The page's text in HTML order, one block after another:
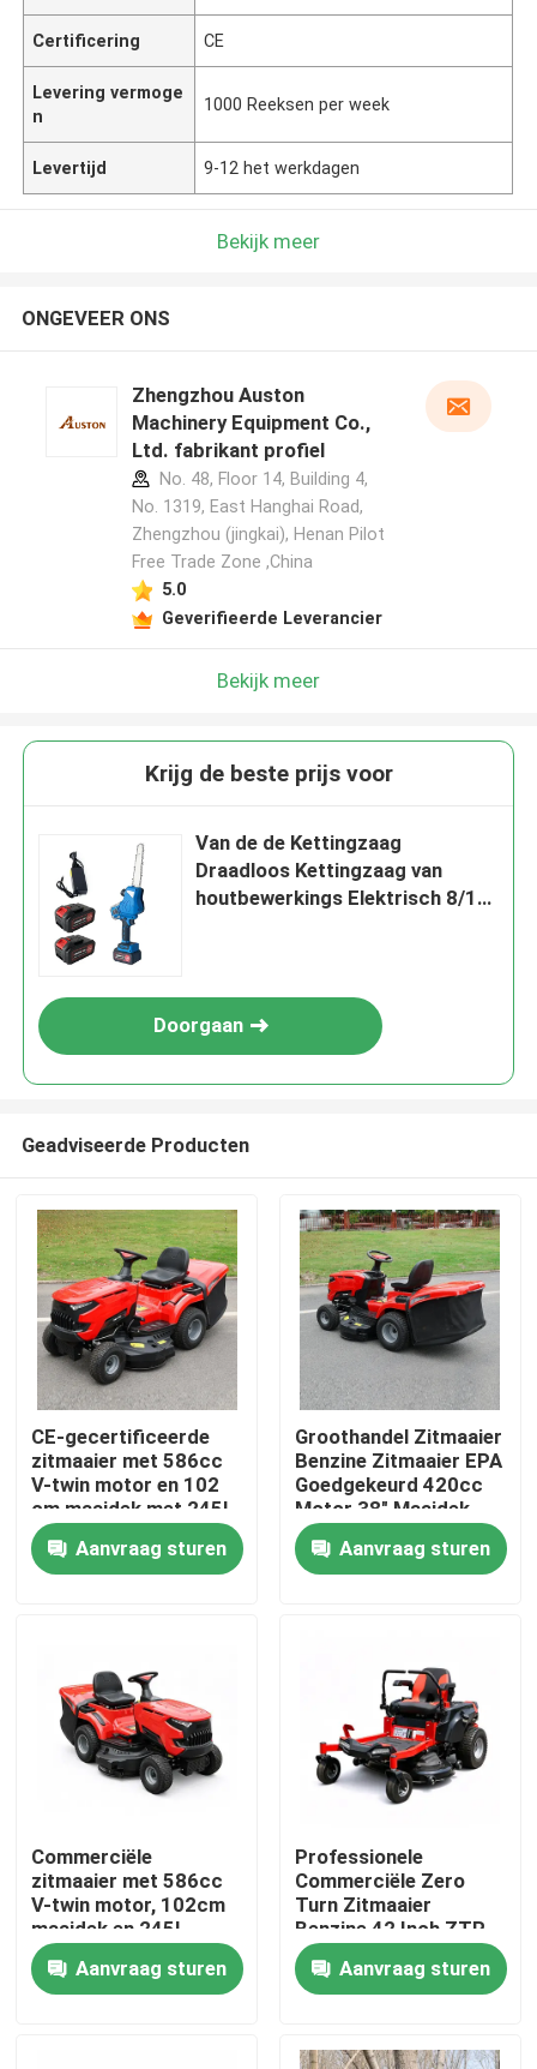
Laat een bericht achter
We bellen je snel terug!
Thuis
Producten
Video's
fabrieksdisplay
Neem contact met ons op
Benzinekettingzaag
Handbediend Mini Chainsaw
Certificering CE
Levering vermoge
n
1000 Reeksen per week
Levertijd 9-12 het werkdagen
Bekijk meer
ONGEVEER ONS
Zhengzhou Auston
Machinery Equipment Co.,
Ltd. fabrikant profiel
No. 48, Floor 14, Building 4,
No. 1319, East Hanghai Road,
Zhengzhou (jingkai), Henan Pilot
Free Trade Zone ,China
5.0
Geverifieerde Leverancier
Bekijk meer
Krijg de beste prijs voor
Van de de Kettingzaag
Draadloos Kettingzaag van
houtbewerkings Elektrisch 8/10
Doorgaan
Geadviseerde Producten
CE-gecertificeerde
zitmaaier met 586cc
V-twin motor en 102
cm maaidek met 245L
grasopvangbak
Aanvraag sturen
Groothandel Zitmaaier
Benzine Zitmaaier EPA
Goedgekeurd 420cc
Motor 38" Maaidek
Grasmaaier Tractor
OEM Ondersteuning
Aanvraag sturen
Commerciële
zitmaaier met 586cc
V-twin motor, 102cm
maaidek en 245L
grasopvangzak
Aanvraag sturen
Professionele
Commerciële Zero
Turn Zitmaaier
Benzine 42 Inch ZTR
Maaier
Aanvraag sturen